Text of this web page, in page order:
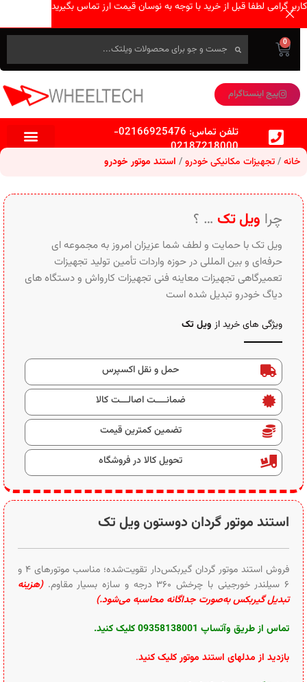
0
پیج اینستاگرام
تلفن تماس: 02166925476
-
02187218000
خانه تجهیزات مکانیکی خودرو استند موتور خودرو
استند موتور گردان دوستون ویل تک
فروش استند موتور گردان گیربکس‌دار تقویت‌شده؛ مناسب موتورهای ۴ و
۶ سیلندر خورجینی با چرخش ۳۶۰ درجه و سازه بسیار مقاوم.
(هزینه
تبدیل گیربکس به‌صورت جداگانه محاسبه می‌شود.)
تماس از طریق وآتساپ 09358138001 کلیک کنید.
بازدید از مدلهای استند موتور کلیک کنید.
چرا ویل تک … ؟
ویل تک با حمایت و لطف شما عزیزان امروز به مجموعه ای
حرفه‌ای و بین‌ المللی در حوزه واردات تأمین تولید تجهیزات
تعمیرگاهی تجهیزات معاینه فنی تجهیزات کارواش و دستگاه های
دیاگ خودرو تبدیل شده است
ویژگی های خرید از ویل تک
حمل و نقل اکسپرس
ضمانــــت اصالـــت کالا
تضمین کمترین قیمت
تحویل کالا در فروشگاه
کاربر گرامی لطفا قبل از خرید با توجه به نوسان قیمت ارز تماس بگیرید